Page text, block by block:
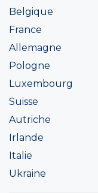
Belgique
France
Allemagne
Pologne
Luxembourg
Suisse
Autriche
Irlande
Italie
Ukraine